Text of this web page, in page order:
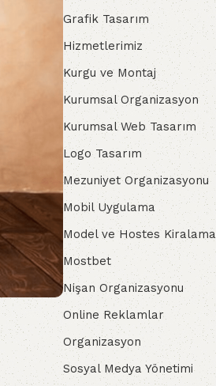
Grafik Tasarım
Hizmetlerimiz
Kurgu ve Montaj
Kurumsal Organizasyon
Kurumsal Web Tasarım
Logo Tasarım
Mezuniyet Organizasyonu
Mobil Uygulama
Model ve Hostes Kiralama
Mostbet
Nişan Organizasyonu
Online Reklamlar
Organizasyon
Sosyal Medya Yönetimi